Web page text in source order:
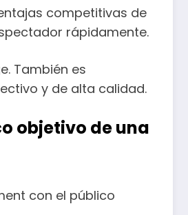
competitivas de
rápidamente.
También es
y de alta calidad.
objetivo de una
con el público